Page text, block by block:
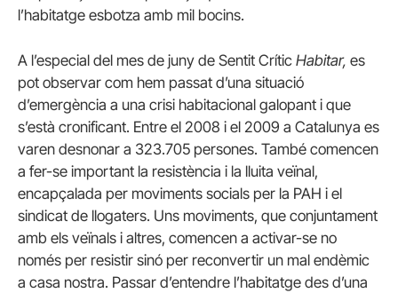
l’habitatge esbotza amb mil bocins.
A l’especial del mes de juny de Sentit Crític Habitar, es
pot observar com hem passat d’una situació
d’emergència a una crisi habitacional galopant i que
s’està cronificant. Entre el 2008 i el 2009 a Catalunya es
varen desnonar a 323.705 persones. També comencen
a fer-se important la resistència i la lluita veïnal,
encapçalada per moviments socials per la PAH i el
sindicat de llogaters. Uns moviments, que conjuntament
amb els veïnals i altres, comencen a activar-se no
només per resistir sinó per reconvertir un mal endèmic
a casa nostra. Passar d’entendre l’habitatge des d’una